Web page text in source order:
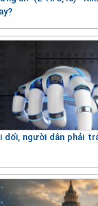
dối, người dân phải